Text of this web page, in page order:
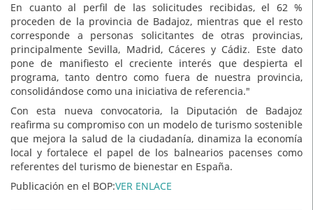
En cuanto al perfil de las solicitudes recibidas, el 62 %
proceden de la provincia de Badajoz, mientras que el resto
corresponde a personas solicitantes de otras provincias,
principalmente Sevilla, Madrid, Cáceres y Cádiz. Este dato
pone de manifiesto el creciente interés que despierta el
programa, tanto dentro como fuera de nuestra provincia,
consolidándose como una iniciativa de referencia."
Con esta nueva convocatoria, la Diputación de Badajoz
reafirma su compromiso con un modelo de turismo sostenible
que mejora la salud de la ciudadanía, dinamiza la economía
local y fortalece el papel de los balnearios pacenses como
referentes del turismo de bienestar en España.
Publicación en el BOP:VER ENLACE